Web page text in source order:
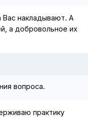
Вас накладывают. А
а добровольное их
вопроса.
практику